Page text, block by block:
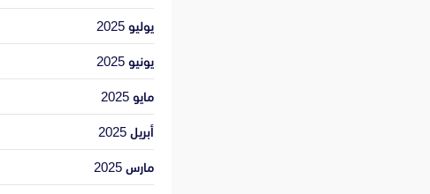
يوليو 2025
يونيو 2025
مايو 2025
أبريل 2025
مارس 2025